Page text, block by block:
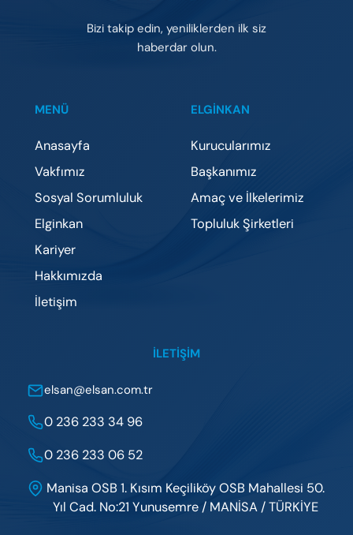
Bizi takip edin, yeniliklerden ilk siz
haberdar olun.
MENÜ
Anasayfa
Vakfımız
Sosyal Sorumluluk
Elginkan
Kariyer
Hakkımızda
İletişim
ELGİNKAN
Kurucularımız
Başkanımız
Amaç ve İlkelerimiz
Topluluk Şirketleri
İLETIŞIM
elsan@elsan.com.tr
0 236 233 34 96
0 236 233 06 52
Manisa OSB 1. Kısım Keçiliköy OSB Mahallesi 50.
Yıl Cad. No:21 Yunusemre / MANİSA / TÜRKİYE